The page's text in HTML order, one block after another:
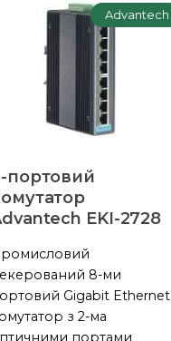
Advantech
портовий
EKI-2728
8-ми
Gigabit Ethernet
з 2-ма
портами